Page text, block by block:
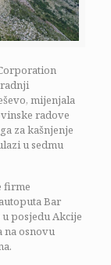
mijenjala
radove
za kašnjenje
u sedmu
firme
Bar
posjedu Akcije
na osnovu